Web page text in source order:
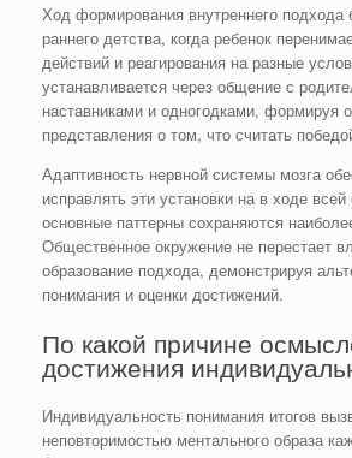
Ход формирования внутреннего подхода
раннего детства, когда ребенок
действий и реагирования на разные
устанавливается через общение с
наставниками и одногодками, формируя
представления о том, что считать
Адаптивность нервной системы мозга
исправлять эти установки на в ходе
основные паттерны сохраняются
Общественное окружение не перестает
образование подхода, демонстрируя
понимания и оценки достижений.
По какой причине
достижения
Индивидуальность понимания итогов
неповторимостью ментального образа